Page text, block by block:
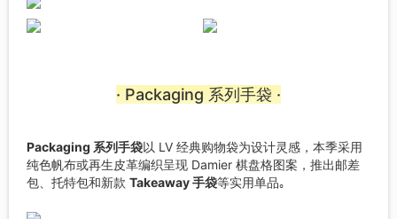
· Packaging 系列手袋 ·
Packaging 系列手袋以 LV 经典购物袋为设计灵感，本季采用
纯色帆布或再生皮革编织呈现 Damier 棋盘格图案，推出邮差
包、托特包和新款 Takeaway 手袋等实用单品｡